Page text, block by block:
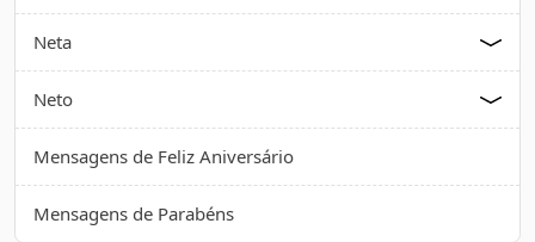
Neta
Neto
Mensagens de Feliz Aniversário
Mensagens de Parabéns